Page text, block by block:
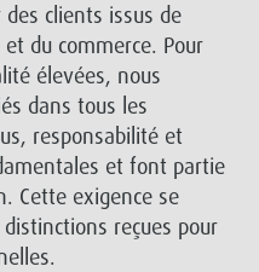
clients issus de
du commerce. Pour
élevées, nous
dans tous les
responsabilité et
et font partie
Cette exigence se
reçues pour